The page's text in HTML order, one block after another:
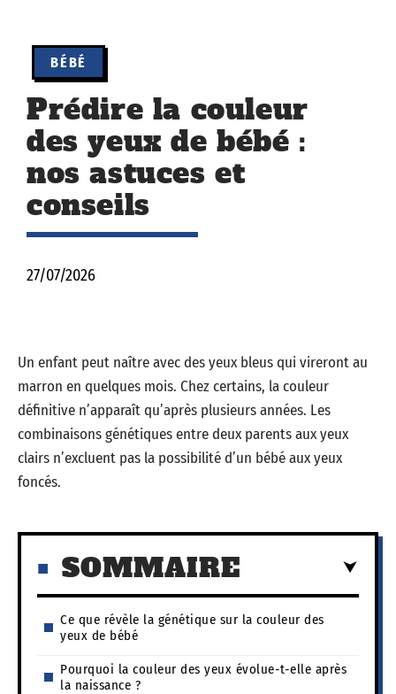
BÉBÉ
Prédire la couleur
des yeux de bébé :
nos astuces et
conseils
27/07/2026
Un enfant peut naître avec des yeux bleus qui vireront au
marron en quelques mois. Chez certains, la couleur
définitive n’apparaît qu’après plusieurs années. Les
combinaisons génétiques entre deux parents aux yeux
clairs n’excluent pas la possibilité d’un bébé aux yeux
foncés.
SOMMAIRE
Ce que révèle la génétique sur la couleur des
yeux de bébé
Pourquoi la couleur des yeux évolue-t-elle après
la naissance ?